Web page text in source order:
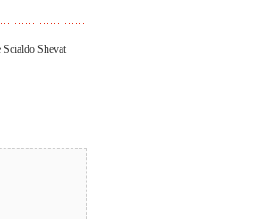
Shevat